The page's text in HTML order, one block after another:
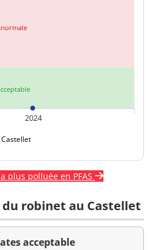
2024
plus polluée en PFAS
robinet au Castellet
acceptable